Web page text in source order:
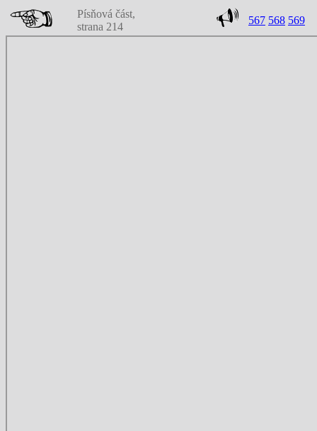
Písňová část,
strana 214
567 568 569